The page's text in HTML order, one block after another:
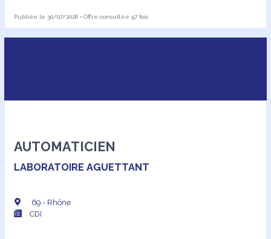
Publiée le 30/07/2026 • Offre consultée 97 fois
AUTOMATICIEN
LABORATOIRE AGUETTANT
69 - Rhône
CDI